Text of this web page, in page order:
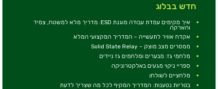
חדש בבלוג
איך מקימים עמדת עבודה מוגנת ESD: מדריך מלא למשטח, צמיד
והארקה
אקדח אוויר לתעשייה – המדריך המקצועי המלא
ממסרים מצב מוצק – Solid State Relay
מלחמי גז: מבערים ומלחמים גז ניידים
ספריי ניקוי מגעים באלקטרוניקה
מלחציים לשולחן
בטריות נטענות: המדריך המקיף לכל מה שצריך לדעת